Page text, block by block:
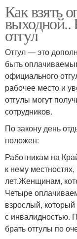
Как взять
выходной..
отгул
Отгул — это
быть
официального
рабочее место и
отгулы могут
сотрудников.
По закону день
положен:
Работникам на
к нему
лет.Женщинам,
Четыре
взрослый,
с инвалидностью.
брать отгулы по